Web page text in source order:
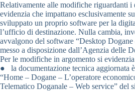
Relativamente alle modifiche riguardanti i
evidenzia che impattano esclusivamente
sviluppato un proprio software per la
l’ufficio di destinazione. Nulla cambia,
avvalgono del software “Desktop
messo a disposizione dall’Agenzia delle
Per le modifiche in argomento si
● la documentazione tecnica aggiornata
“Home – Dogane – L’operatore
Telematico Doganale – Web service” del